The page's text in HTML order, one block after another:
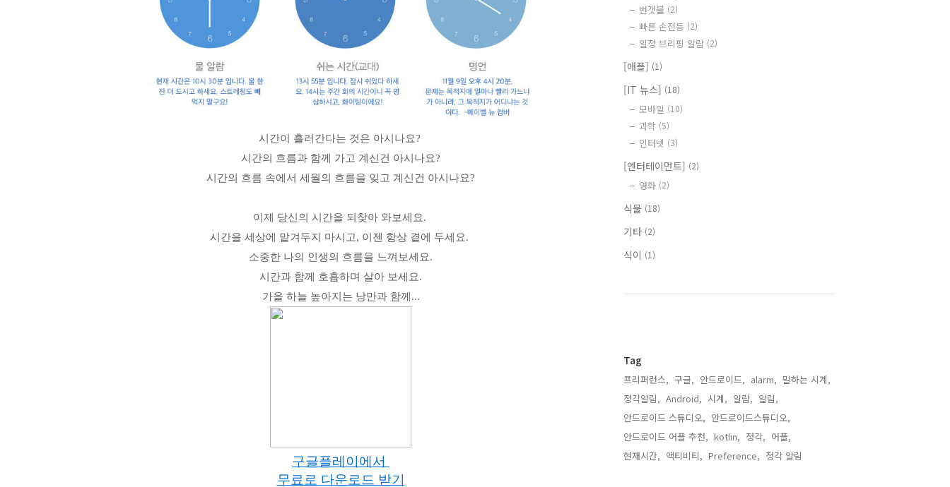
시간이 흘러간다는 것은 아시나요?
시간의 흐름과 함께 가고 계신건 아시나요?
시간의 흐름 속에서 세월의 흐름을 잊고 계신건 아시나요?
이제 당신의 시간을 되찾아 와보세요.
시간을 세상에 맡겨두지 마시고, 이젠 항상 곁에 두세요.
소중한 나의 인생의 흐름을 느껴보세요.
시간과 함께 호흡하며 살아 보세요.
가을 하늘 높아지는 낭만과 함께...
구글플레이에서
무료로 다운로드 받기
번갯불 (2)
빠른 손전등 (2)
일정 브리핑 알람 (2)
[애플] (1)
[IT 뉴스] (18)
모바일 (10)
과학 (5)
인터넷 (3)
[엔터테이먼트] (2)
영화 (2)
식물 (18)
기타 (2)
식이 (1)
Tag
프리퍼런스, 구글, 안드로이드, alarm, 말하는 시계,
정각알림, Android, 시계, 알람, 알림,
안드로이드 스튜디오, 안드로이드스튜디오,
안드로이드 어플 추천, kotlin, 정각, 어플,
현재시간, 액티비티, Preference, 정각 알림,